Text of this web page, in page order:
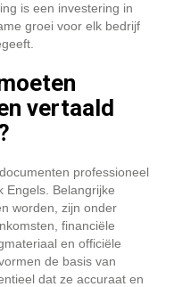
is een investering in
groei voor elk bedrijf
vertaald
professioneel
Engels. Belangrijke
worden, zijn onder
financiële
en officiële
de basis van
dat ze accuraat en